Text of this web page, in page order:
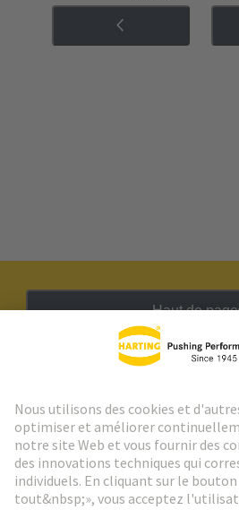
Haut de page
Aller à l'inscription